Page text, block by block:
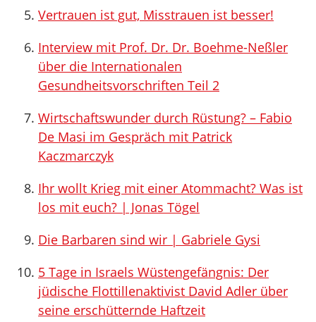
Vertrauen ist gut, Misstrauen ist besser!
Interview mit Prof. Dr. Dr. Boehme-Neßler
über die Internationalen
Gesundheitsvorschriften Teil 2
Wirtschaftswunder durch Rüstung? – Fabio
De Masi im Gespräch mit Patrick
Kaczmarczyk
Ihr wollt Krieg mit einer Atommacht? Was ist
los mit euch? | Jonas Tögel
Die Barbaren sind wir | Gabriele Gysi
5 Tage in Israels Wüstengefängnis: Der
jüdische Flottillenaktivist David Adler über
seine erschütternde Haftzeit